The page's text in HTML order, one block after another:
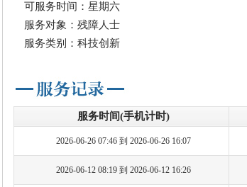
可服务时间：星期六
服务对象：残障人士
服务类别：科技创新